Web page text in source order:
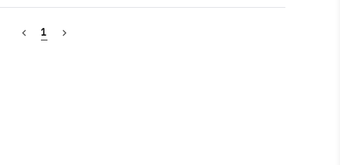
스트가 중점적으로 배치될 것이다. 다만, 필요한 경우
navigate_before 1 navigate_next